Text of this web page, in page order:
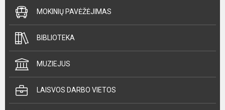
MOKINIŲ PAVĖŽĖJIMAS
BIBLIOTEKA
MUZIEJUS
LAISVOS DARBO VIETOS